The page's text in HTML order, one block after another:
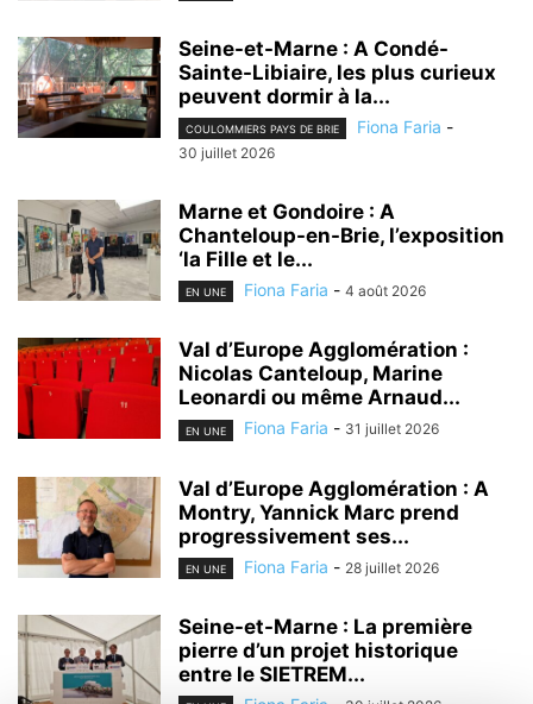
Seine-et-Marne : A Condé-
Sainte-Libiaire, les plus curieux
peuvent dormir à la...
COULOMMIERS PAYS DE BRIE Fiona Faria -
30 juillet 2026
Marne et Gondoire : A
Chanteloup-en-Brie, l’exposition
‘la Fille et le...
EN UNE Fiona Faria - 4 août 2026
Val d’Europe Agglomération :
Nicolas Canteloup, Marine
Leonardi ou même Arnaud...
EN UNE Fiona Faria - 31 juillet 2026
Val d’Europe Agglomération : A
Montry, Yannick Marc prend
progressivement ses...
EN UNE Fiona Faria - 28 juillet 2026
Seine-et-Marne : La première
pierre d’un projet historique
entre le SIETREM...